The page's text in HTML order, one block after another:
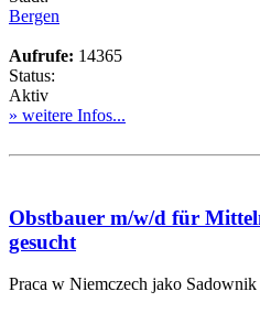
Bergen
Aufrufe: 14365
Status:
Aktiv
» weitere Infos...
Obstbauer m/w/d für
gesucht
Praca w Niemczech jako